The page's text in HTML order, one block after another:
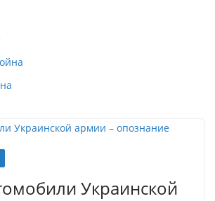
Украинской